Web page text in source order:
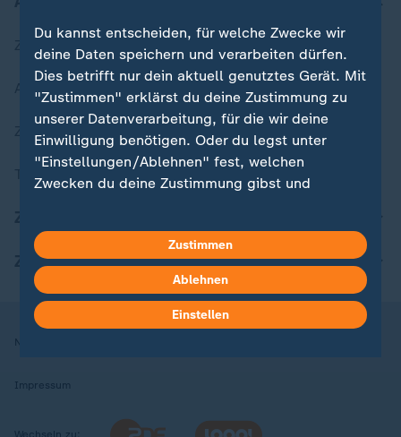
Zuletzt veröffentlicht
Aktuelle Sendungs-Videos
ZDFheute Stories
Themen im Überblick
ZDFheute Apps
Nutzungsbedingungen
Impressum
Wechseln zu:
Du kannst entscheiden, für welche Zwecke wir
deine Daten speichern und verarbeiten dürfen.
Dies betrifft nur dein aktuell genutztes Gerät. Mit
"Zustimmen" erklärst du deine Zustimmung zu
unserer Datenverarbeitung, für die wir deine
Einwilligung benötigen. Oder du legst unter
"Einstellungen/Ablehnen" fest, welchen
Zwecken du deine Zustimmung gibst und
in deinen Einstellungen widerrufen oder ändern.
Hier findest du das Impressum.
Weitere Informationen findest du in unserer
Datenschutzerklärung.
Zustimmen
Ablehnen
Einstellen